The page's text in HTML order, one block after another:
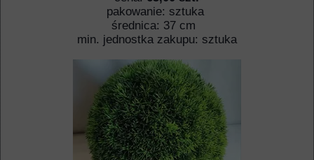
pakowanie: sztuka
średnica: 37 cm
min. jednostka zakupu: sztuka